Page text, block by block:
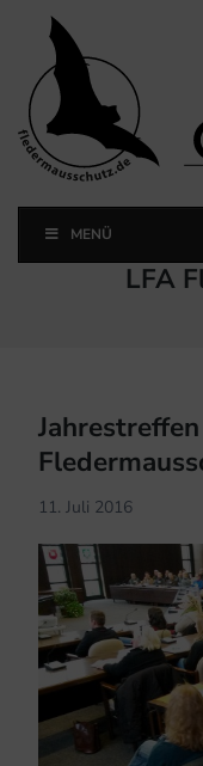
MENÜ
LFA
11. Juli 2016